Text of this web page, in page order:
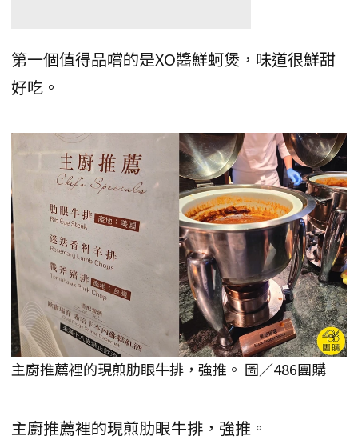
第一個值得品嚐的是XO醬鮮蚵煲，味道很鮮甜
好吃。
主廚推薦裡的現煎肋眼牛排，強推。 圖／486團購
主廚推薦裡的現煎肋眼牛排，強推。